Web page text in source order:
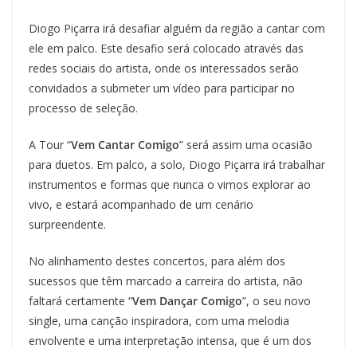
Diogo Piçarra irá desafiar alguém da região a cantar com
ele em palco. Este desafio será colocado através das
redes sociais do artista, onde os interessados serão
convidados a submeter um vídeo para participar no
processo de seleção.
A Tour “Vem Cantar Comigo” será assim uma ocasião
para duetos. Em palco, a solo, Diogo Piçarra irá trabalhar
instrumentos e formas que nunca o vimos explorar ao
vivo, e estará acompanhado de um cenário
surpreendente.
No alinhamento destes concertos, para além dos
sucessos que têm marcado a carreira do artista, não
faltará certamente “Vem Dançar Comigo”, o seu novo
single, uma canção inspiradora, com uma melodia
envolvente e uma interpretação intensa, que é um dos